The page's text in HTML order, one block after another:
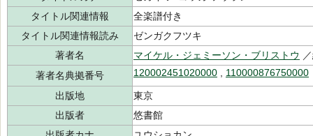
タイトル関連情報
全楽譜付き
タイトル関連情報読み
ゼンガクフツキ
著者名
マイケル・ジェミーソン・ブリストウ
著者名典拠番号
120002451020000 110000876750000
出版地
東京
出版者
悠書館